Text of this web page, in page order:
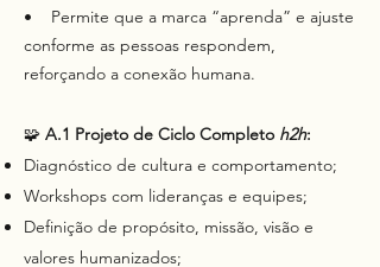
• Permite que a marca “aprenda” e ajuste
conforme as pessoas respondem,
reforçando a conexão humana.
🧩 A.1 Projeto de Ciclo Completo h2h:
Diagnóstico de cultura e comportamento;
Workshops com lideranças e equipes;
Definição de propósito, missão, visão e
valores humanizados;